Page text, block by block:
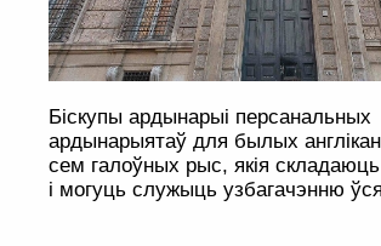
Біскупы ардынарыі персанальных
ардынарыятаў для былых
сем галоўных рыс, якія складаюць
і могуць служыць узбагачэнню